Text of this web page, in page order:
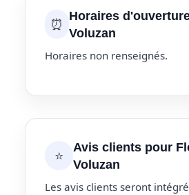
⏰ Horaires
Voluzan
Horaires non renseignés.
⭐
Avis clients pour
Voluzan
Les avis clients seront